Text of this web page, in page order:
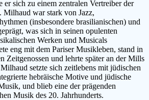
sich zu einem zentralen Vertreiber der
Milhaud war stark von Jazz,
(insbesondere brasilianischen) und
was sich in seinen opulenten
Werken und Musicals
eng mit dem Pariser Musikleben, stand in
Zeitgenossen und lehrte später an der Mills
setzte sich zeitlebens mit jüdischen
hebräische Motive und jüdische
und blieb eine der prägenden
Musik des 20. Jahrhunderts.